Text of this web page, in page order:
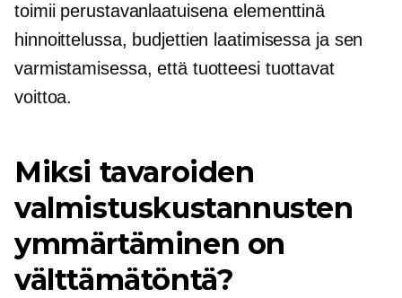
toimii perustavanlaatuisena elementtinä
hinnoittelussa, budjettien laatimisessa ja sen
varmistamisessa, että tuotteesi tuottavat
voittoa.
Miksi tavaroiden
valmistuskustannusten
ymmärtäminen on
välttämätöntä?